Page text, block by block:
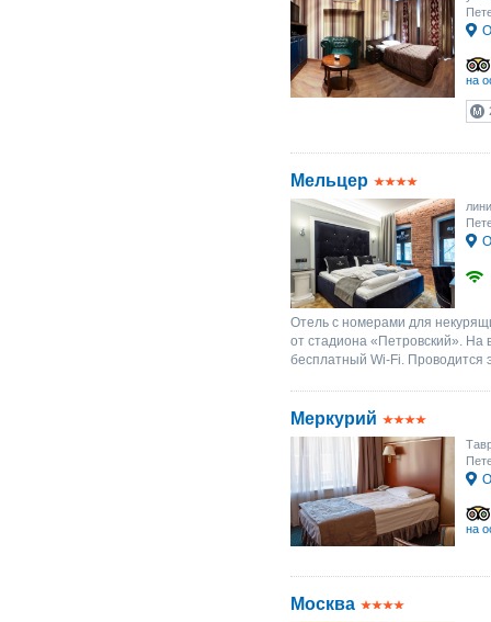
на
Мельцер
Отель с номерами для
от стадиона «Петровский». На
бесплатный Wi-Fi. Проводится
Меркурий
на
Москва